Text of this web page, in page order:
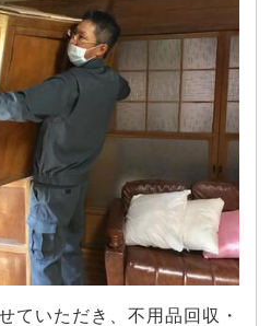
ていただき、不用品回収・